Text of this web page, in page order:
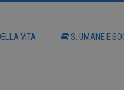
VITA S. UMANE E